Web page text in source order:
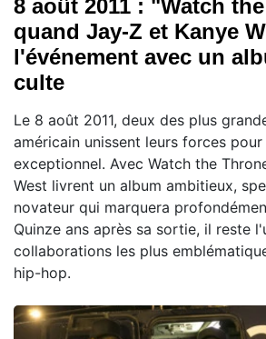
8 août 2011 : "Watch
quand Jay-Z et Kanye
l'événement avec un
culte
Le 8 août 2011, deux des plus
américain unissent leurs forces
exceptionnel. Avec Watch the
West livrent un album ambitieux,
novateur qui marquera
Quinze ans après sa sortie, il reste
collaborations les plus
hip-hop.